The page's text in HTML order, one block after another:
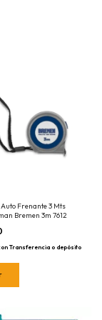
Frenante 3 Mts
Bremen 3m 7612
Transferencia o depósito